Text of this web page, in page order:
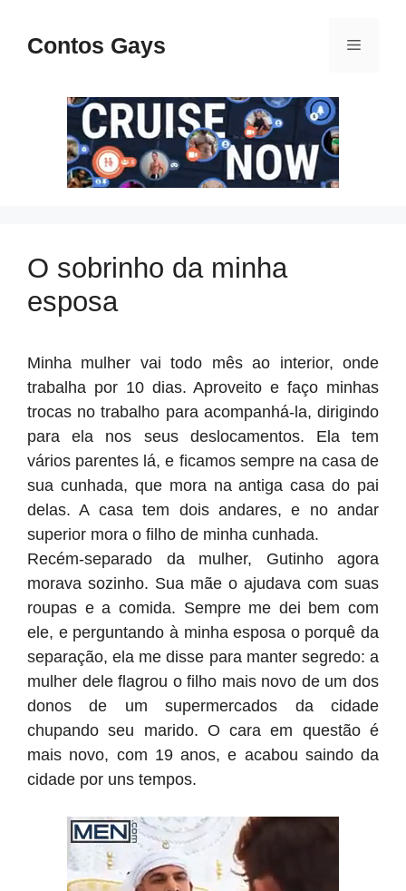
paraContos Gays Menu
O sobrinho da minha
esposa
Minha mulher vai todo mês ao interior, onde
trabalha por 10 dias. Aproveito e faço minhas
trocas no trabalho para acompanhá-la, dirigindo
para ela nos seus deslocamentos. Ela tem
vários parentes lá, e ficamos sempre na casa de
sua cunhada, que mora na antiga casa do pai
delas. A casa tem dois andares, e no andar
superior mora o filho de minha cunhada.
Recém-separado da mulher, Gutinho agora
morava sozinho. Sua mãe o ajudava com suas
roupas e a comida. Sempre me dei bem com
ele, e perguntando à minha esposa o porquê da
separação, ela me disse para manter segredo: a
mulher dele flagrou o filho mais novo de um dos
donos de um supermercados da cidade
chupando seu marido. O cara em questão é
mais novo, com 19 anos, e acabou saindo da
cidade por uns tempos.